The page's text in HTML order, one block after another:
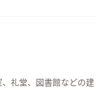
礼堂、図書館などの建